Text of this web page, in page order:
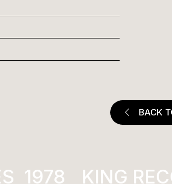
BACK
1978 KING